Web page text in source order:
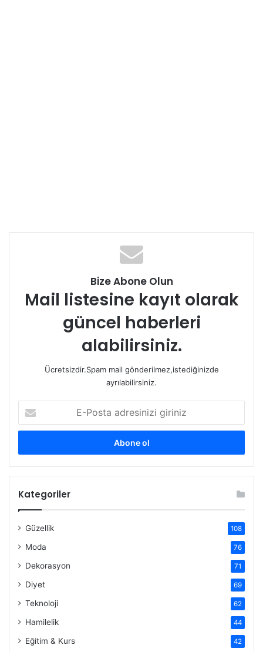
Bize Abone Olun
Mail listesine kayıt olarak
güncel haberleri
alabilirsiniz.
Ücretsizdir.Spam mail gönderilmez,istediğinizde
ayrılabilirsiniz.
Posta
adresinizi
Kategoriler
Güzellik 108
Moda 76
Dekorasyon 71
Diyet 69
Teknoloji 62
Hamilelik 44
Eğitim & Kurs 42